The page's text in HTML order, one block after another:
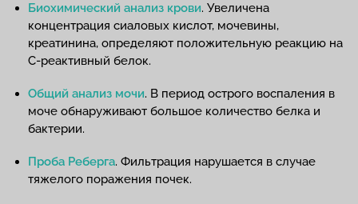
Биохимический анализ крови. Увеличена
концентрация сиаловых кислот, мочевины,
креатинина, определяют положительную реакцию на
С-реактивный белок.
Общий анализ мочи. В период острого воспаления в
моче обнаруживают большое количество белка и
бактерии.
Проба Реберга. Фильтрация нарушается в случае
тяжелого поражения почек.